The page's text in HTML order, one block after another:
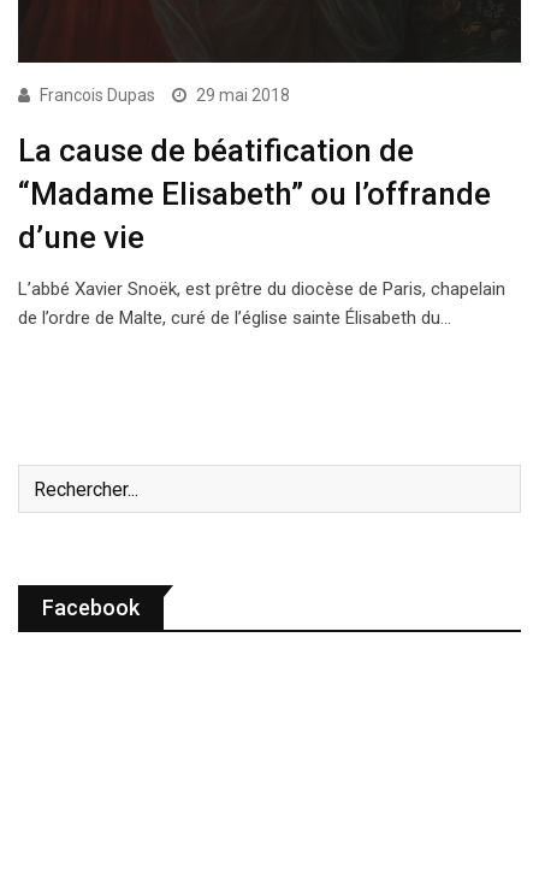
Francois Dupas 29 mai 2018
La cause de béatification de
“Madame Elisabeth” ou l’offrande
d’une vie
L’abbé Xavier Snoëk, est prêtre du diocèse de Paris, chapelain
de l’ordre de Malte, curé de l’église sainte Élisabeth du…
Facebook